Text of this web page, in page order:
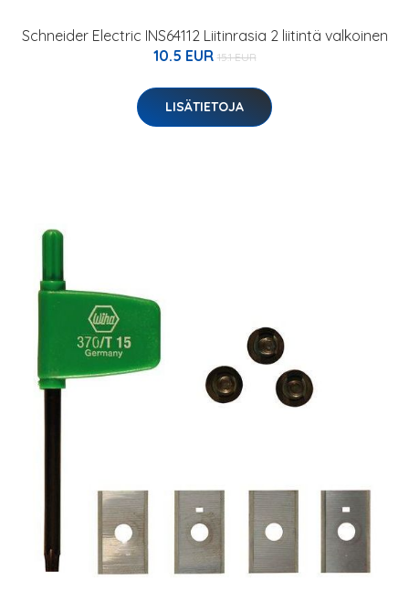
Schneider Electric INS64112 Liitinrasia 2 liitintä valkoinen
10.5 EUR 15.1 EUR
LISÄTIETOJA